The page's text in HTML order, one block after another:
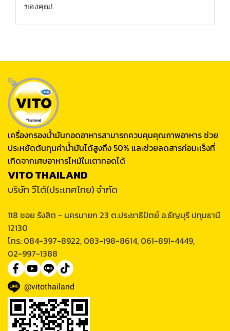
ของคุณ!
เครื่องกรองน้ำมันทอดอาหารสามารถควบคุมคุณภาพอาหาร ช่วย
ประหยัดต้นทุนค่าน้ำมันได้สูงถึง 50% และช่วยลดสารก่อมะเร็งที่
เกิดจากเศษอาหารไหม้ในเตาทอดได้
VITO THAILAND
บริษัท วีโต้(ประเทศไทย) จำกัด
118 ซอย รังสิต - นครนายก 23 ต.ประชาธิปัตย์ อ.ธัญบุรี ปทุมธานี
12130
โทร: 084-397-8922, 083-198-8614, 061-891-4449,
02-997-1388
@vitothailand